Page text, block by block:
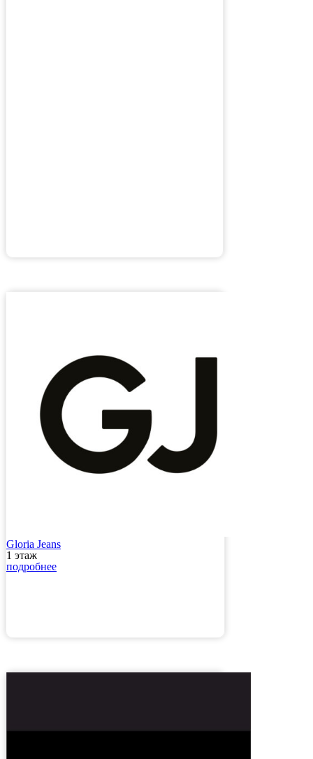
Gloria Jeans
1 этаж
подробнее